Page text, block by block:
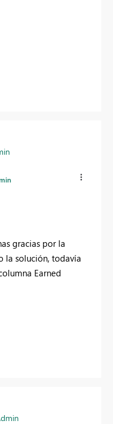
gracias por la
la solución, todavía
Earned